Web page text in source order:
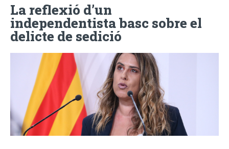
La reflexió d’un
independentista basc sobre el
delicte de sedició